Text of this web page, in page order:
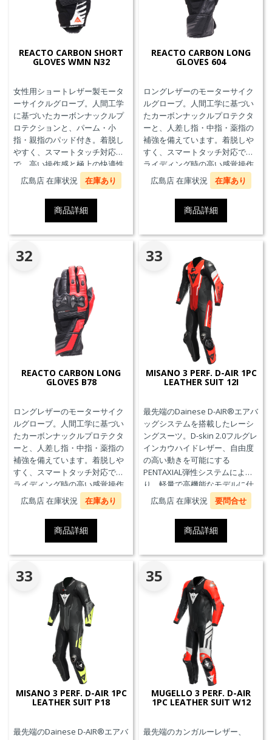
REACTO CARBON SHORT
GLOVES WMN N32
女性用ショートレザー製モータ
ーサイクルグローブ。人間工学
に基づいたカーボンナックルプ
ロテクションと、パーム・小
指・親指のパッド付き。着脱し
やすく、スマートタッチ対応
で、高い操作感と極上の快適性
を実現。
広島店 在庫状況 在庫あり
商品詳細
REACTO CARBON LONG
GLOVES 604
ロングレザーのモーターサイク
ルグローブ。人間工学に基づい
たカーボンナックルプロテクタ
ーと、人差し指・中指・薬指の
補強を備えています。着脱しや
すく、スマートタッチ対応で、
ライディング時の高い感覚操作
性と抜群の快適性を実現。
広島店 在庫状況 在庫あり
商品詳細
32
REACTO CARBON LONG
GLOVES B78
ロングレザーのモーターサイク
ルグローブ。人間工学に基づい
たカーボンナックルプロテクタ
ーと、人差し指・中指・薬指の
補強を備えています。着脱しや
すく、スマートタッチ対応で、
ライディング時の高い感覚操作
性と抜群の快適性を実現。
広島店 在庫状況 在庫あり
商品詳細
33
MISANO 3 PERF. D-AIR 1PC
LEATHER SUIT 12I
最先端のDainese D-AIR®エアバ
ッグシステムを搭載したレーシ
ングスーツ。D-skin 2.0フルグレ
インカウハイドレザー、自由度
の高い動きを可能にする
PENTAXIAL弾性システムによ
り、軽量で高機能なモデルに仕
上がっています。また、エアバ
ッグ本体が最大3回の起爆まで繰
り返し利用可能なTriple-
Activation D-air®Racing エアバ
ッグを搭載しています。※別途
ジェネレーター(ガス発生器本体)
の交換が必要です。
広島店 在庫状況 要問合せ
商品詳細
33
MISANO 3 PERF. D-AIR 1PC
LEATHER SUIT P18
最先端のDainese D-AIR®エアバ
35
MUGELLO 3 PERF. D-AIR
1PC LEATHER SUIT W12
最先端のカンガルーレザー、